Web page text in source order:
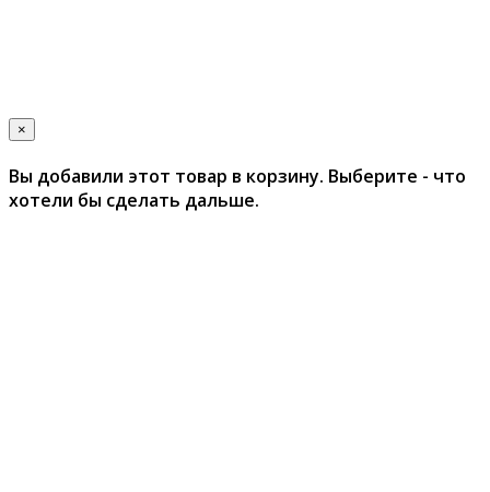
×
Вы добавили этот товар в корзину. Выберите - что
хотели бы сделать дальше.